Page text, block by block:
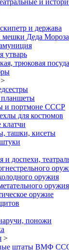
и
и держава
мешки Деда Мороза
утварь
трюковая
>
и портмоне СССР
для костюмов
клатчи
ташки, кисеты
доспехи,
оружия
оружия
оружие
поножи
>
штаты ВМФ